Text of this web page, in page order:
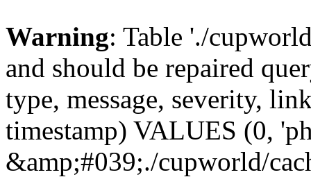
Warning: Table './
and should be repaired
type, message, severity,
timestamp) VALUES (0,
&amp;#039;./cupworld/